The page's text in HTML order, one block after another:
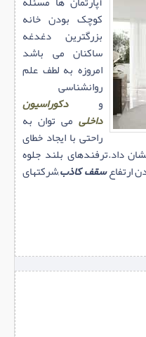
کوچک بودن خانه
بزرگترین دغدغه
ساکنان می باشد
امروزه به لطف علم
روانشناسی
و دکوراسیون
داخلی می توان به
راحتی با ایجاد خطای
داد.ترفندهای بلند جلوه
ارتفاعسقف کاذب,شرکتهای